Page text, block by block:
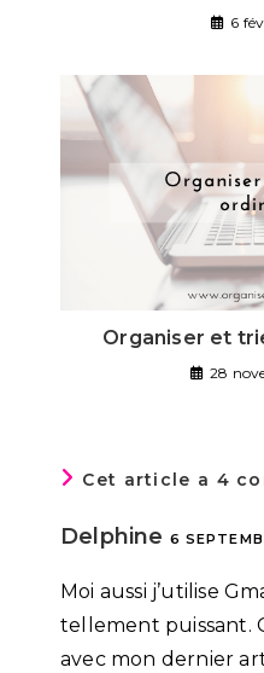
6
Organiser et
28
Cet article a 4
Delphine 6
Moi aussi j’utilise
tellement puissant.
avec mon dernier